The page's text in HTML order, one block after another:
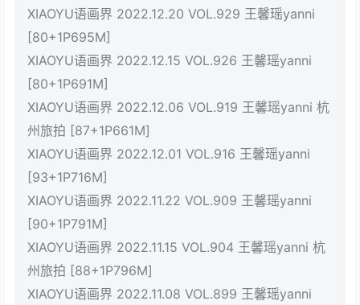
XIAOYU语画界 2022.12.20 VOL.929 王馨瑶yanni
[80+1P695M]
XIAOYU语画界 2022.12.15 VOL.926 王馨瑶yanni
[80+1P691M]
XIAOYU语画界 2022.12.06 VOL.919 王馨瑶yanni 杭
州旅拍 [87+1P661M]
XIAOYU语画界 2022.12.01 VOL.916 王馨瑶yanni
[93+1P716M]
XIAOYU语画界 2022.11.22 VOL.909 王馨瑶yanni
[90+1P791M]
XIAOYU语画界 2022.11.15 VOL.904 王馨瑶yanni 杭
州旅拍 [88+1P796M]
XIAOYU语画界 2022.11.08 VOL.899 王馨瑶yanni